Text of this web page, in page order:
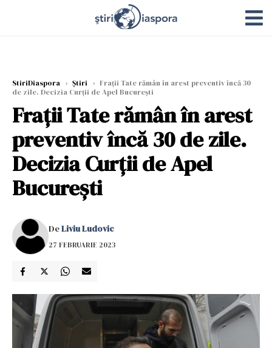
StiriDiaspora › Știri › Fraţii Tate rămân în arest preventiv încă 30
de zile. Decizia Curții de Apel Bucureşti
Fraţii Tate rămân în arest
preventiv încă 30 de zile.
Decizia Curții de Apel
Bucureşti
DeLiviu Ludovic
27 FEBRUARIE 2023